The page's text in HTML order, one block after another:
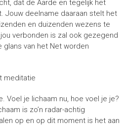
dat de Aarde en tegelijk het
Jouw deelname daaraan stelt het
en duizenden wezens te
verbonden is zal ook gezegend
van het Net worden
meditatie
Voel je lichaam nu, hoe voel je je?
is zo’n radar-achtig
op en op dit moment is het aan